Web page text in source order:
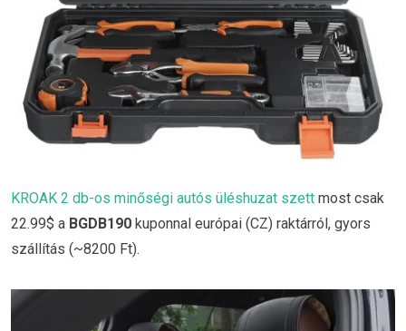
KROAK 2 db-os minőségi autós üléshuzat szett most csak
22.99$ a BGDB190 kuponnal európai (CZ) raktárról, gyors
szállítás (~8200 Ft).